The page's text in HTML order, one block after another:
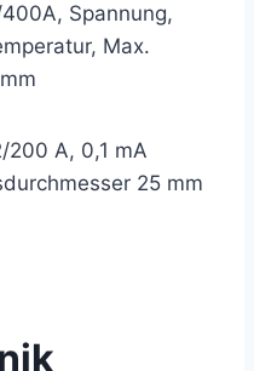
Spannung,
Max.
200 A, 0,1 mA
25 mm